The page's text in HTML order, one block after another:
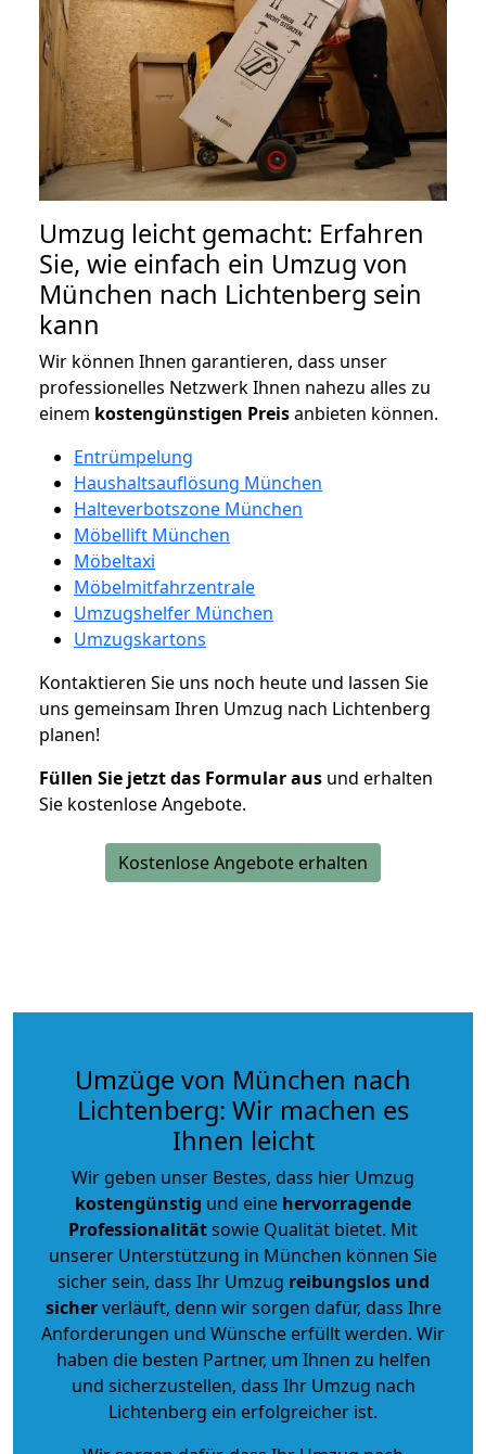
Umzug leicht gemacht: Erfahren
Sie, wie einfach ein Umzug von
München nach Lichtenberg sein
kann
Wir können Ihnen garantieren, dass unser
professionelles Netzwerk Ihnen nahezu alles zu
einem kostengünstigen Preisanbieten können.
Entrümpelung
Haushaltsauflösung München
Halteverbotszone München
Möbellift München
Möbeltaxi
Möbelmitfahrzentrale
Umzugshelfer München
Umzugskartons
Kontaktieren Sie uns noch heute und lassen Sie
uns gemeinsam Ihren Umzug nach Lichtenberg
planen!
Füllen Sie jetzt das Formular aus und erhalten
Sie kostenlose Angebote.
Kostenlose Angebote erhalten
Umzüge von München nach
Lichtenberg: Wir machen es
Ihnen leicht
Wir geben unser Bestes, dass hier Umzug
kostengünstig und eine hervorragende
Professionalitätsowie Qualität bietet. Mit
unserer Unterstützung in München können Sie
sicher sein, dass Ihr Umzug reibungslos und
sicherverläuft, denn wir sorgen dafür, dass Ihre
Anforderungen und Wünsche erfüllt werden. Wir
haben die besten Partner, um Ihnen zu helfen
und sicherzustellen, dass Ihr Umzug nach
Lichtenberg ein erfolgreicher ist.